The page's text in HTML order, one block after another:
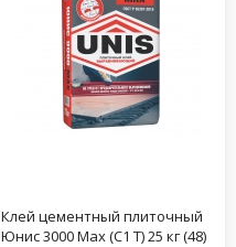
Клей цементный плиточный
Юнис 3000 Мах (C1 T) 25 кг (48)